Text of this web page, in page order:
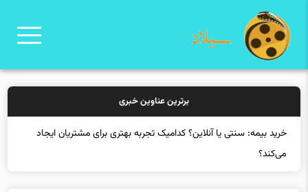
برترین عناوین خبری
خرید بیمه: سنتی یا آنلاین؟ کدامیک تجربه بهتری برای مشتریان ایجاد
می‌کند؟